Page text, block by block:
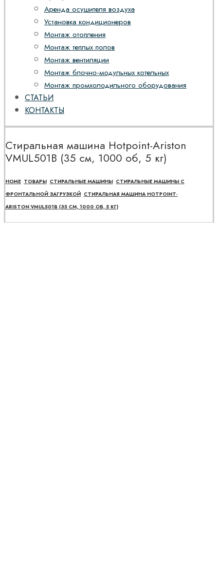
Аренда осушителя воздуха
Установка кондиционеров
Монтаж отопления
Монтаж теплых полов
Монтаж вентиляции
Монтаж блочно-модульных котельных
Монтаж промхолодильного оборудования
СТАТЬИ
КОНТАКТЫ
Стиральная машина Hotpoint-Ariston
VMUL501B (35 см, 1000 об, 5 кг)
HOME ТОВАРЫ СТИРАЛЬНЫЕ МАШИНЫ СТИРАЛЬНЫЕ МАШИНЫ С
ФРОНТАЛЬНОЙ ЗАГРУЗКОЙ СТИРАЛЬНАЯ МАШИНА HOTPOINT-
ARISTON VMUL501B (35 СМ, 1000 ОБ, 5 КГ)